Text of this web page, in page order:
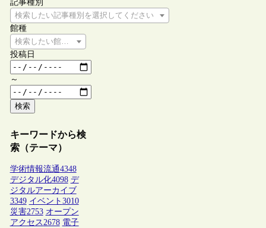
記事種別
検索したい記事種別を選択してください
館種
検索したい館種を選択してください
投稿日
～
検索
キーワードから検
索（テーマ）
学術情報流通4348
デジタル化4098 デ
ジタルアーカイブ
3349 イベント 3010
災害2753 オープン
アクセス2678 電子